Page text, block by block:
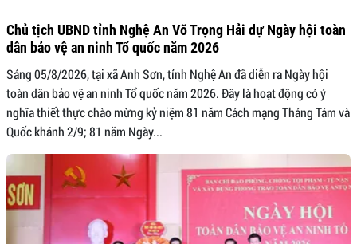
Chủ tịch UBND tỉnh Nghệ An Võ Trọng Hải dự Ngày hội toàn
dân bảo vệ an ninh Tổ quốc năm 2026
Sáng 05/8/2026, tại xã Anh Sơn, tỉnh Nghệ An đã diễn ra Ngày hội
toàn dân bảo vệ an ninh Tổ quốc năm 2026. Đây là hoạt động có ý
nghĩa thiết thực chào mừng kỷ niệm 81 năm Cách mạng Tháng Tám và
Quốc khánh 2/9; 81 năm Ngày...